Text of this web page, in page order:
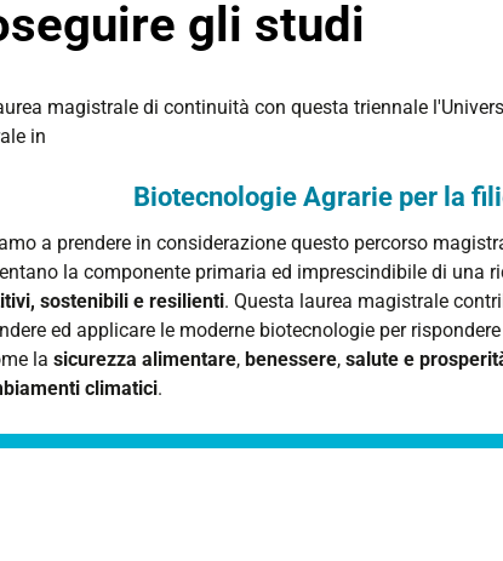
gli studi
magistrale di continuità con questa triennale
in
Biotecnologie Agrarie per la
a prendere in considerazione questo percorso
la componente primaria ed imprescindibile di una
sostenibili e resilienti. Questa laurea magistrale
ed applicare le moderne biotecnologie per
la sicurezza alimentare, benessere, salute e
climatici.